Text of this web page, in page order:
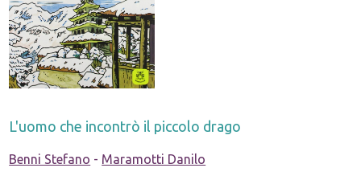
L'uomo che incontrò il piccolo drago
Benni Stefano - Maramotti Danilo